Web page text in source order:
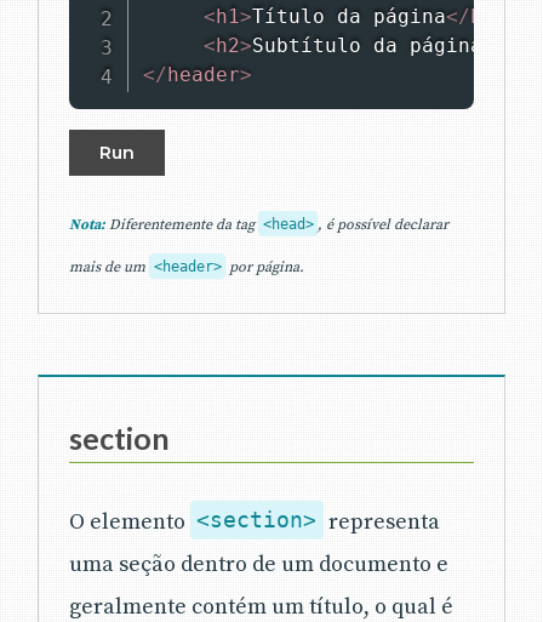
<h1>Título da página</h1
<h2>Subtítulo da página
</header>
Run
Nota: Diferentemente da tag <head> , é possível declarar
mais de um <header> por página.
section
O elemento <section> representa
uma seção dentro de um documento e
geralmente contém um título, o qual é